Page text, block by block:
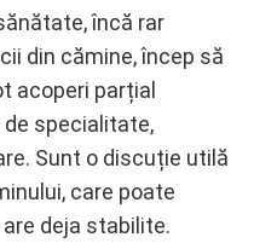
încă rar
din cămine, încep să
acoperi parțial
specialitate,
Sunt o discuție utilă
care poate
deja stabilite.